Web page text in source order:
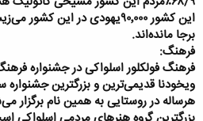
برجا مانده‌اند.
فرهنگ:
فرهنگ فولکلور اسلواکی در جشنواره
ویخودنا قدیمی‌ترین و بزرگترین
هرساله در روستایی به همین نام بر‌گزار